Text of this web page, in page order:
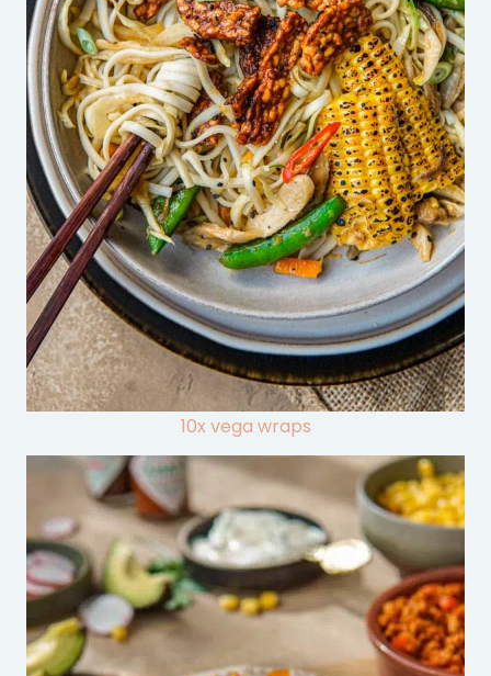
10x vega wraps